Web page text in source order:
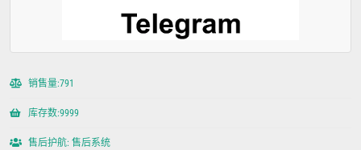
销售量:791
库存数:9999
售后护航: 售后系统